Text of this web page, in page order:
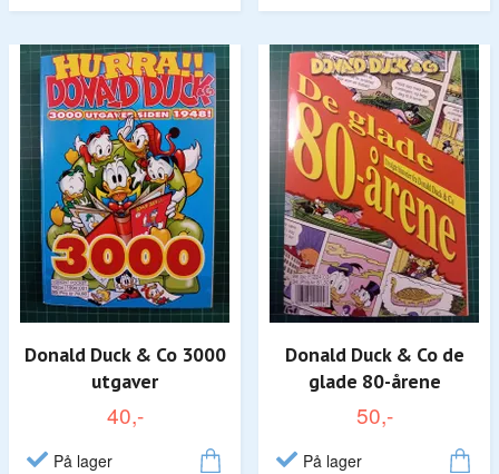
Donald Duck & Co 3000
utgaver
40,-
På lager
Donald Duck & Co de
glade 80-årene
50,-
På lager